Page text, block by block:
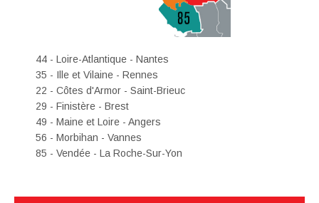
44 - Loire-Atlantique - Nantes
35 - Ille et Vilaine - Rennes
22 - Côtes d'Armor - Saint-Brieuc
29 - Finistère - Brest
49 - Maine et Loire - Angers
56 - Morbihan - Vannes
85 - Vendée - La Roche-Sur-Yon